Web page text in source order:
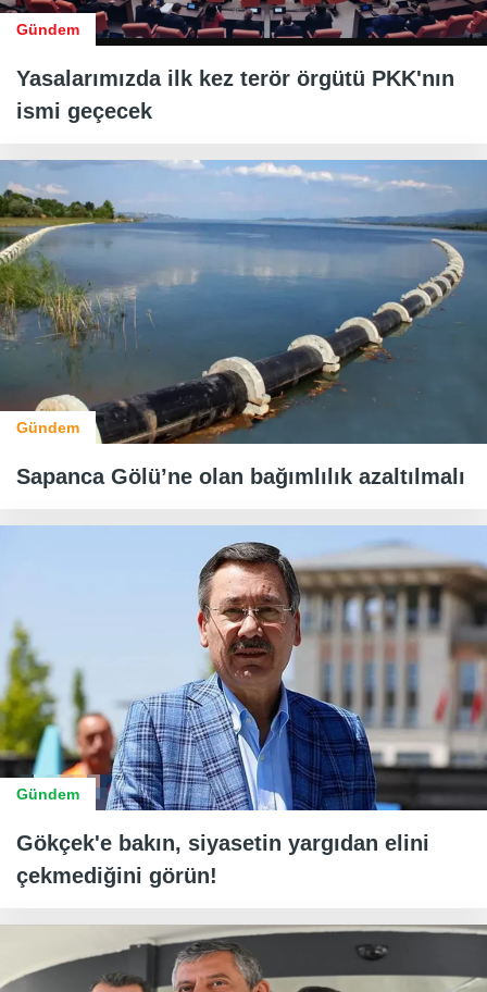
Gündem
Yasalarımızda ilk kez terör örgütü PKK'nın
ismi geçecek
Gündem
Sapanca Gölü’ne olan bağımlılık azaltılmalı
Gündem
Gökçek'e bakın, siyasetin yargıdan elini
çekmediğini görün!